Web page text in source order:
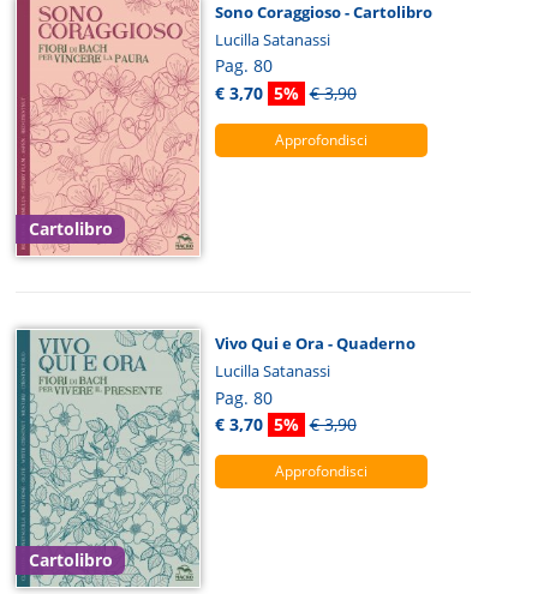
Cartolibro
Sono Coraggioso - Cartolibro
Lucilla Satanassi
Pag. 80
€ 3,70 5% € 3,90
Approfondisci
Cartolibro
Vivo Qui e Ora - Quaderno
Lucilla Satanassi
Pag. 80
€ 3,70 5% € 3,90
Approfondisci